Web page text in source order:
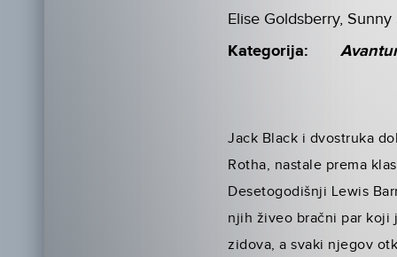
Elise Goldsberry,
Kategorija:
Jack Black i dvostruka
Rotha, nastale prema
Desetogodišnji Lewis
njih živeo bračni par koji
zidova, a svaki njegov